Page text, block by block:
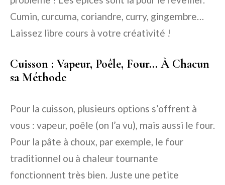
Cumin, curcuma, coriandre, curry, gingembre…
Laissez libre cours à votre créativité !
Cuisson : Vapeur, Poêle, Four… À Chacun
sa Méthode
Pour la cuisson, plusieurs options s’offrent à
vous : vapeur, poêle (on l’a vu), mais aussi le four.
Pour la pâte à choux, par exemple, le four
traditionnel ou à chaleur tournante
fonctionnent très bien. Juste une petite